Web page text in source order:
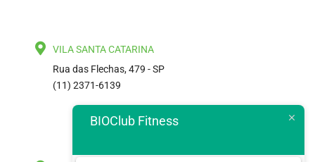
VILA SANTA CATARINA
Rua das Flechas, 479 - SP
(11) 2371-6139
BIOClub Fitness